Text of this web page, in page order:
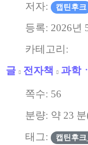
저자: 캡틴후크
등록: 2026년
카테고리:
글
전자책 과학
쪽수: 56
분량: 약 23
태그:
캡틴후크